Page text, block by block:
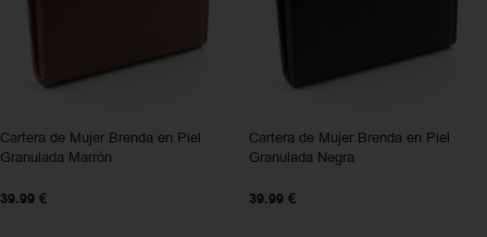
Cartera de Mujer Brenda en Piel
Granulada Marrón
39.99 €
Cartera de Mujer Brenda en Piel
Granulada Negra
39.99 €